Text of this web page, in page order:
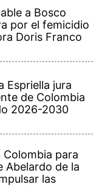
a Bosco
por el femicidio
Doris Franco
Espriella jura
de Colombia
2026-2030
Colombia para
Abelardo de la
las